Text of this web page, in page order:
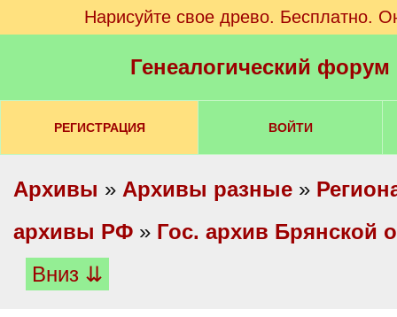
Нарисуйте свое древо. Бесплатно.
Генеалогический
РЕГИСТРАЦИЯ ВОЙТИ
Архивы » Архивы разные »
архивы РФ » Гос. архив Брянской
Вниз ⇊